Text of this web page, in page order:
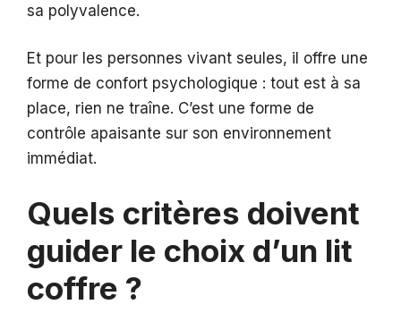
sa polyvalence.
Et pour les personnes vivant seules, il offre une
forme de confort psychologique : tout est à sa
place, rien ne traîne. C’est une forme de
contrôle apaisante sur son environnement
immédiat.
Quels critères doivent
guider le choix d’un lit
coffre ?